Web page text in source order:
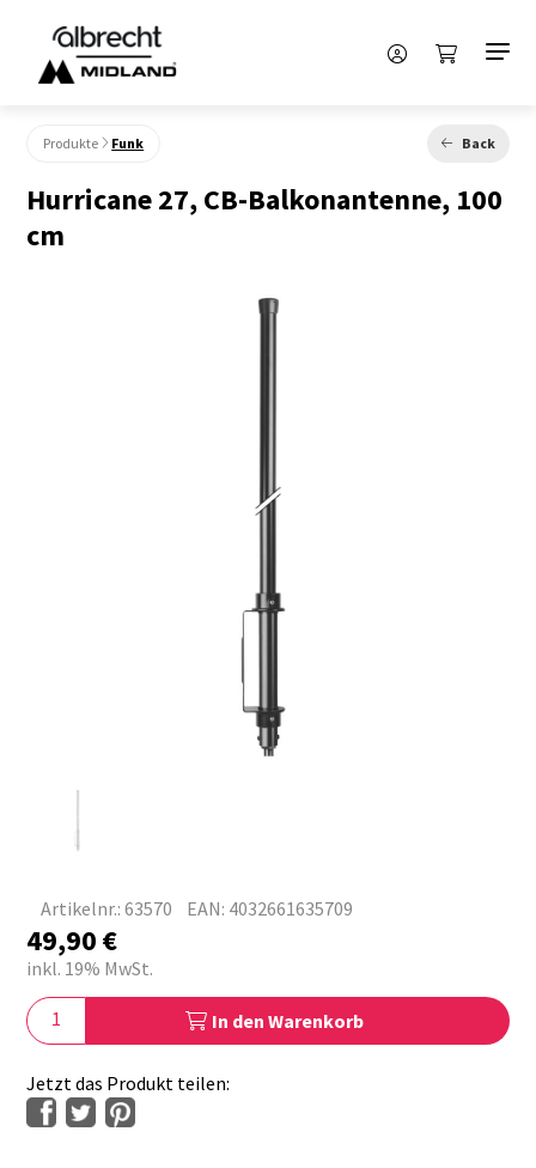
Produkte Funk Back
Hurricane 27, CB-Balkonantenne, 100
cm
Artikelnr.: 63570 EAN: 4032661635709
49,90€
inkl. 19% MwSt.
In den Warenkorb
Jetzt das Produkt teilen: